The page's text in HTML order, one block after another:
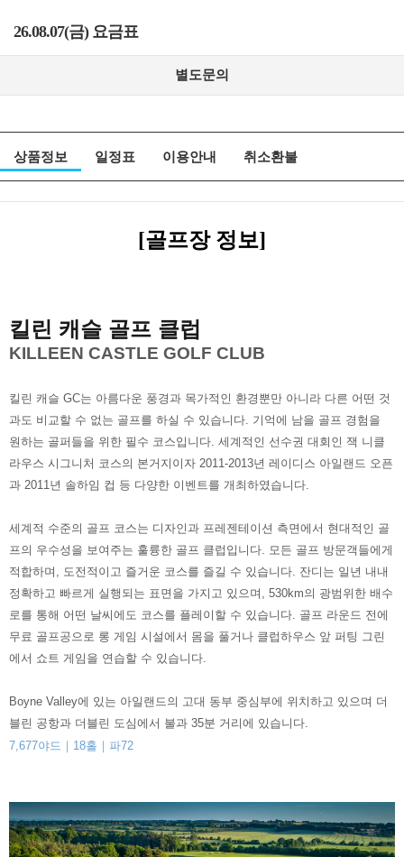
26.08.07(금) 요금표
별도문의
상품정보 일정표 이용안내 취소환불
[골프장 정보]
킬린 캐슬 골프 클럽
KILLEEN CASTLE GOLF CLUB
킬린 캐슬 GC는 아름다운 풍경과 목가적인 환경뿐만 아니라 다른 어떤 것
과도 비교할 수 없는 골프를 하실 수 있습니다. 기억에 남을 골프 경험을
원하는 골퍼들을 위한 필수 코스입니다. 세계적인 선수권 대회인 잭 니클
라우스 시그니처 코스의 본거지이자 2011-2013년 레이디스 아일랜드 오픈
과 2011년 솔하임 컵 등 다양한 이벤트를 개최하였습니다.
세계적 수준의 골프 코스는 디자인과 프레젠테이션 측면에서 현대적인 골
프의 우수성을 보여주는 훌륭한 골프 클럽입니다. 모든 골프 방문객들에게
적합하며, 도전적이고 즐거운 코스를 즐길 수 있습니다. 잔디는 일년 내내
정확하고 빠르게 실행되는 표면을 가지고 있으며, 530km의 광범위한 배수
로를 통해 어떤 날씨에도 코스를 플레이할 수 있습니다. 골프 라운드 전에
무료 골프공으로 롱 게임 시설에서 몸을 풀거나 클럽하우스 앞 퍼팅 그린
에서 쇼트 게임을 연습할 수 있습니다.
Boyne Valley에 있는 아일랜드의 고대 동부 중심부에 위치하고 있으며 더
블린 공항과 더블린 도심에서 불과 35분 거리에 있습니다.
7,677야드｜18홀｜파72